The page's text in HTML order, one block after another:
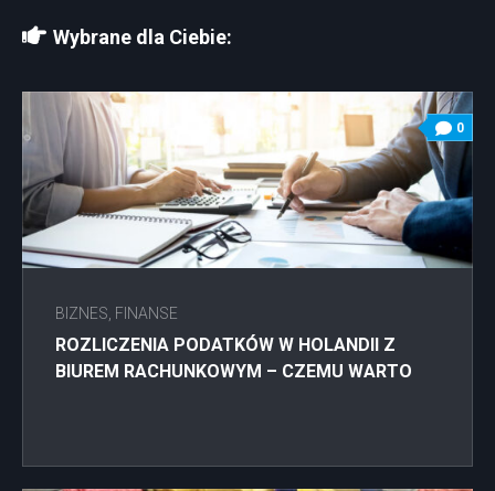
Wybrane dla Ciebie:
0
BIZNES, FINANSE
ROZLICZENIA PODATKÓW W HOLANDII Z
BIUREM RACHUNKOWYM – CZEMU WARTO